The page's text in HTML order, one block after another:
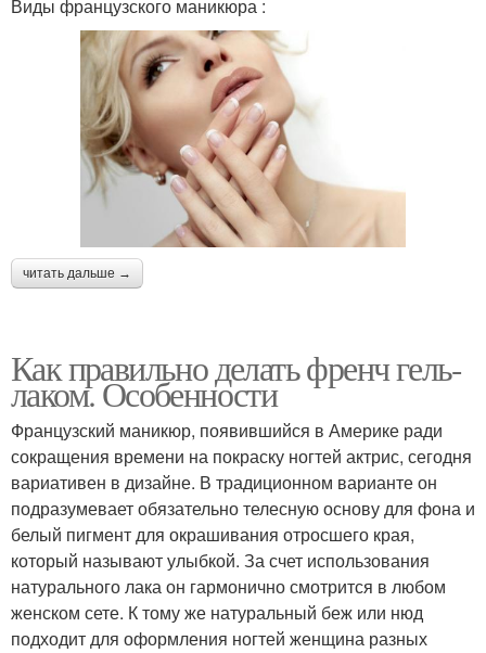
Виды французского маникюра :
читать дальше →
Как правильно делать френч гель-
лаком. Особенности
Французский маникюр, появившийся в Америке ради
сокращения времени на покраску ногтей актрис, сегодня
вариативен в дизайне. В традиционном варианте он
подразумевает обязательно телесную основу для фона и
белый пигмент для окрашивания отросшего края,
который называют улыбкой. За счет использования
натурального лака он гармонично смотрится в любом
женском сете. К тому же натуральный беж или нюд
подходит для оформления ногтей женщина разных